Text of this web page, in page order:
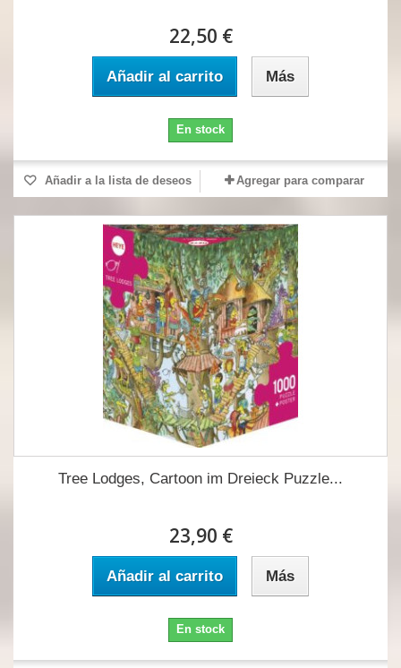
22,50 €
Añadir al carrito Más
En stock
Añadir a la lista de deseos Agregar para comparar
Tree Lodges, Cartoon im Dreieck Puzzle...
23,90 €
Añadir al carrito Más
En stock